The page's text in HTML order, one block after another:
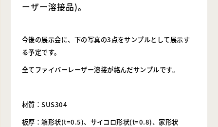
ーザー溶接品)。
今後の展示会に、下の写真の3点をサンプルとして展示す
る予定です。
全てファイバーレーザー溶接が絡んだサンプルです。
材質：SUS304
板厚：箱形状(t=0.5)、サイコロ形状(t=0.8)、家形状